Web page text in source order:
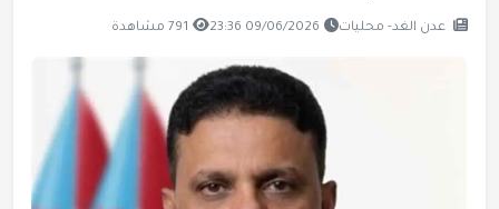
عدن الغد- محليات 09/06/2026 23:36 791 مشاهدة